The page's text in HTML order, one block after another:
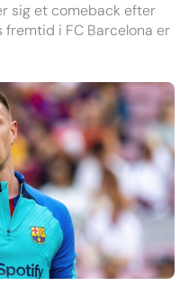
sig et comeback efter
fremtid i FC Barcelona er